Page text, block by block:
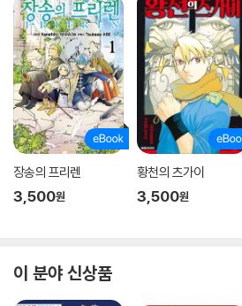
장송의 프리렌
3,500원
황천의 츠가이
3,500원
이 분야 신상품